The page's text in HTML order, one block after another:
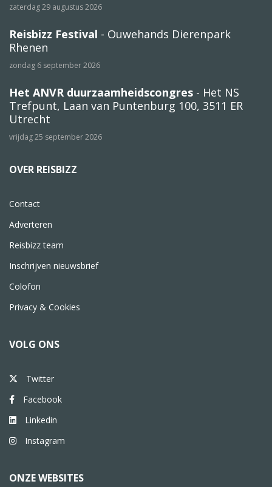
zaterdag 29 augustus 2026
Reisbizz Festival - Ouwehands Dierenpark
Rhenen
zondag 6 september 2026
Het ANVR duurzaamheidscongres - Het NS
Trefpunt, Laan van Puntenburg 100, 3511 ER
Utrecht
vrijdag 25 september 2026
OVER REISBIZZ
Contact
Adverteren
Reisbizz team
Inschrijven nieuwsbrief
Colofon
Privacy & Cookies
VOLG ONS
Twitter
Facebook
Linkedin
Instagram
ONZE WEBSITES